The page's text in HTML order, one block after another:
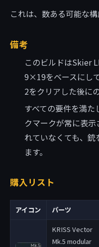
これは、数ある可能な
備考
このビルドはSkier
9×19をベースにし
2をクリアした後に
すべての要件を満た
クマークが常に表
れていなくても、
ます。
購入リスト
アイコン パーツ
KRISS Vector
Mk.5 modular